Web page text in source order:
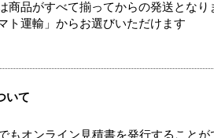
品がすべて揃ってからの発送となり
ト運輸」からお選びいただけます
いて
オンライン見積書を発行することが